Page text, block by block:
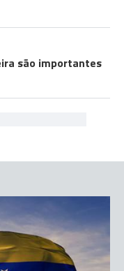
são importantes